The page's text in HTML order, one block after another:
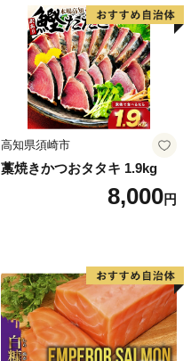
高知県須崎市
藁焼きかつおタタキ 1.9kg
8,000円